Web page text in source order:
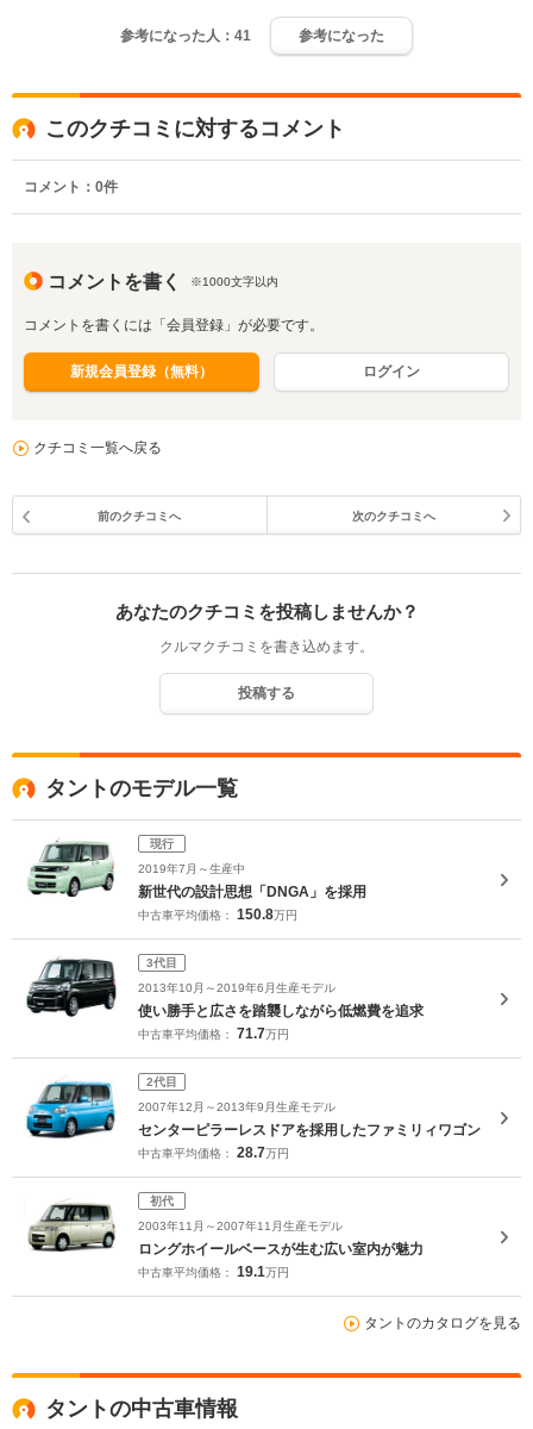
参考になった人： 41 参考になった
このクチコミに対するコメント
コメント： 0件
コメントを書く ※1000文字以内
コメントを書くには「会員登録」が必要です。
新規会員登録（無料） ログイン
クチコミ一覧へ戻る
前のクチコミへ 次のクチコミへ
あなたのクチコミを投稿しませんか？
クルマクチコミを書き込めます。
投稿する
タントのモデル一覧
現行
2019年7月～生産中
新世代の設計思想「DNGA」を採用
中古車平均価格： 150.8万円
3代目
2013年10月～2019年6月生産モデル
使い勝手と広さを踏襲しながら低燃費を追求
中古車平均価格： 71.7万円
2代目
2007年12月～2013年9月生産モデル
センターピラーレスドアを採用したファミリィワゴン
中古車平均価格： 28.7万円
初代
2003年11月～2007年11月生産モデル
ロングホイールベースが生む広い室内が魅力
中古車平均価格： 19.1万円
タントのカタログを見る
タントの中古車情報